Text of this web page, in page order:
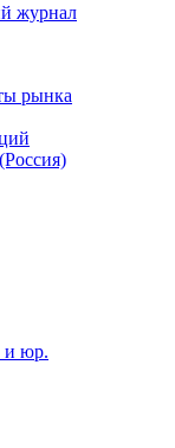
журнал
рынка
и юр.